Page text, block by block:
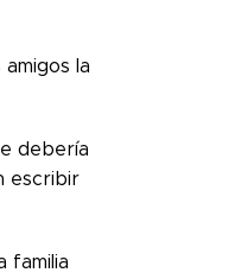
la
debería
escribir
familia